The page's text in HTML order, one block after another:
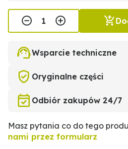
Wsparcie techniczne
Oryginalne części
Odbiór zakupów 24/7
Masz pytania co do tego
nami przez formularz